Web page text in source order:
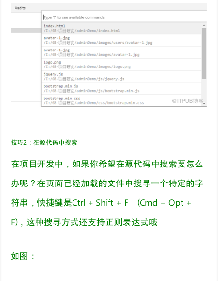
技巧2 ：在源代码中搜索
在项目开发中， 如果你希望在源代码中搜索要怎么
办呢？在页面已经加载的文件中搜寻一个特定的字
符串，快捷键是Ctrl + Shift + F (Cmd + Opt +
F) ，这种搜寻方式还支持正则表达式哦
如图：